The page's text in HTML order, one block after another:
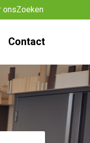
onsZoeken
Contact